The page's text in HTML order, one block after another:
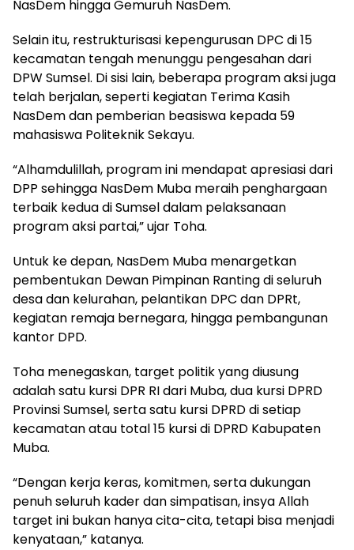
NasDem hingga Gemuruh NasDem.
Selain itu, restrukturisasi kepengurusan DPC di 15
kecamatan tengah menunggu pengesahan dari
DPW Sumsel. Di sisi lain, beberapa program aksi juga
telah berjalan, seperti kegiatan Terima Kasih
NasDem dan pemberian beasiswa kepada 59
mahasiswa Politeknik Sekayu.
“Alhamdulillah, program ini mendapat apresiasi dari
DPP sehingga NasDem Muba meraih penghargaan
terbaik kedua di Sumsel dalam pelaksanaan
program aksi partai,” ujar Toha.
Untuk ke depan, NasDem Muba menargetkan
pembentukan Dewan Pimpinan Ranting di seluruh
desa dan kelurahan, pelantikan DPC dan DPRt,
kegiatan remaja bernegara, hingga pembangunan
kantor DPD.
Toha menegaskan, target politik yang diusung
adalah satu kursi DPR RI dari Muba, dua kursi DPRD
Provinsi Sumsel, serta satu kursi DPRD di setiap
kecamatan atau total 15 kursi di DPRD Kabupaten
Muba.
“Dengan kerja keras, komitmen, serta dukungan
penuh seluruh kader dan simpatisan, insya Allah
target ini bukan hanya cita-cita, tetapi bisa menjadi
kenyataan,” katanya.